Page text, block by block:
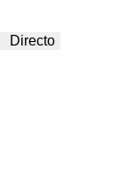
Directo